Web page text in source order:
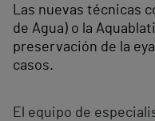
Las nuevas técnicas
de Agua) o la
preservación de la
casos.
El equipo de